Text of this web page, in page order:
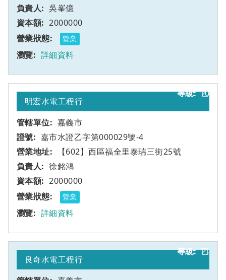
吳峯億
2000000
營業
詳細資料
10
明宏水電工程行
嘉義市
嘉市水證乙字第000029號-4
【602】西區福全里泰瑞三街25號
乙
徐銘鴻
2000000
營業
詳細資料
11
良奇水電工程行
乙